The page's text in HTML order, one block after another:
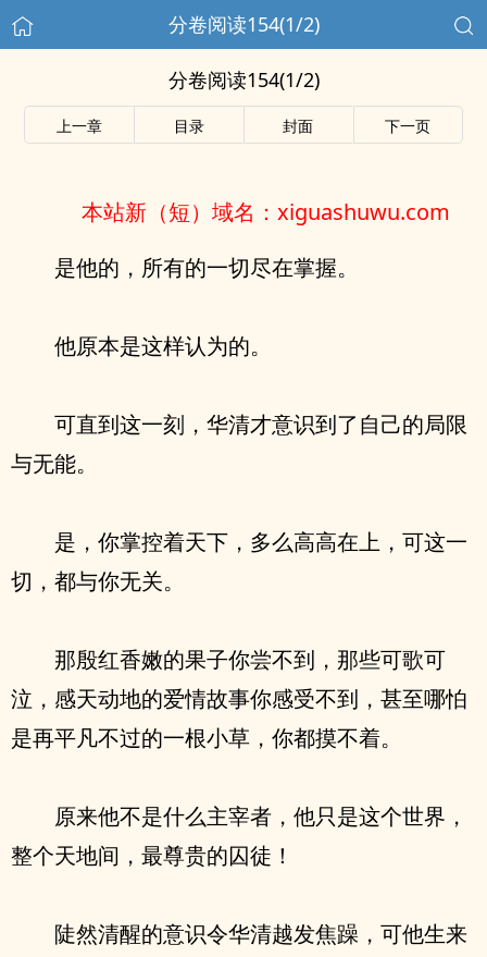
分卷阅读154(1/2)
分卷阅读154(1/2)
上一章 目录 封面 下一页
本站新（短）域名：xiguashuwu.com
是他的，所有的一切尽在掌握。
他原本是这样认为的。
可直到这一刻，华清才意识到了自己的局限
与无能。
是，你掌控着天下，多么高高在上，可这一
切，都与你无关。
那殷红香嫩的果子你尝不到，那些可歌可
泣，感天动地的爱情故事你感受不到，甚至哪怕
是再平凡不过的一根小草，你都摸不着。
原来他不是什么主宰者，他只是这个世界，
整个天地间，最尊贵的囚徒！
陡然清醒的意识令华清越发焦躁，可他生来